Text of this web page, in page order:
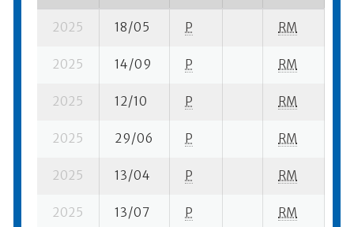
2025 18/05 P RM
2025 14/09 P RM
2025 12/10 P RM
2025 29/06 P RM
2025 13/04 P RM
2025 13/07 P RM